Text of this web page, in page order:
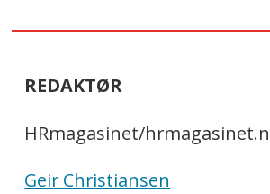
REDAKTØR
HRmagasinet/
Geir Christiansen